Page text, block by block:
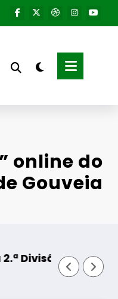
online do
Gouveia
sorteado
de Algodres –